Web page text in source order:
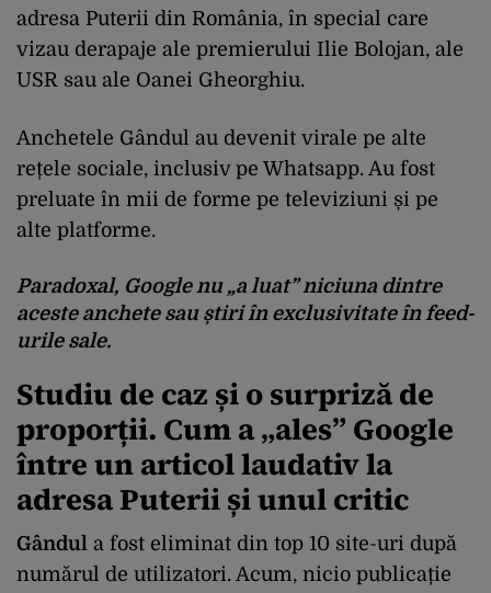
adresa Puterii din România, în special care
vizau derapaje ale premierului Ilie Bolojan, ale
USR sau ale Oanei Gheorghiu.
Anchetele Gândul au devenit virale pe alte
rețele sociale, inclusiv pe Whatsapp. Au fost
preluate în mii de forme pe televiziuni și pe
alte platforme.
Paradoxal, Google nu „a luat” niciuna dintre
aceste anchete sau știri în exclusivitate în feed-
urile sale.
Studiu de caz și o surpriză de
proporții. Cum a „ales” Google
între un articol laudativ la
adresa Puterii și unul critic
Gândul a fost eliminat din top 10 site-uri după
numărul de utilizatori. Acum, nicio publicație